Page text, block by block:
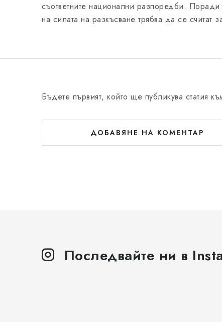
съответните национални разпоредби. Поради
на силата на разкъсване трябва да се считат
Бъдете първият, който ще публикува статия
ДОБАВЯНЕ НА КОМЕНТАР
Последвайте ни в